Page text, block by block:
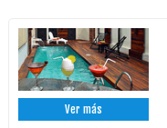
Ver más